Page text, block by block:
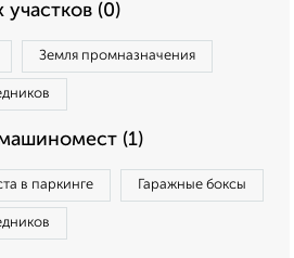
(0)
Земля промназначения
(1)
в паркинге Гаражные боксы